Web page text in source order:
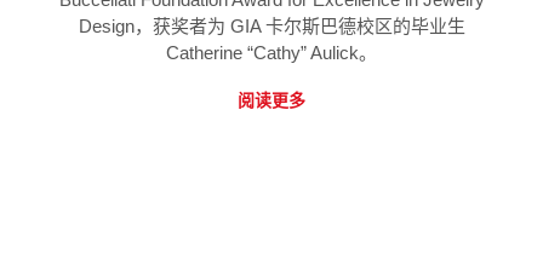
Design，获奖者为 GIA 卡尔斯巴德校区的毕业生
Catherine “Cathy” Aulick。
阅读更多